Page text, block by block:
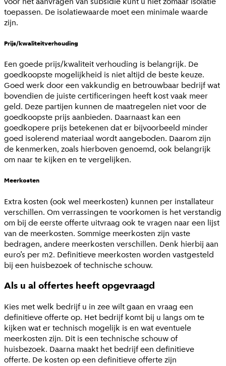
toepassen. De isolatiewaarde moet een minimale waarde
zijn.
Prijs/kwaliteitverhouding
Een goede prijs/kwaliteit verhouding is belangrijk. De
goedkoopste mogelijkheid is niet altijd de beste keuze.
Goed werk door een vakkundig en betrouwbaar bedrijf wat
bovendien de juiste certificeringen heeft kost vaak meer
geld. Deze partijen kunnen de maatregelen niet voor de
goedkoopste prijs aanbieden. Daarnaast kan een
goedkopere prijs betekenen dat er bijvoorbeeld minder
goed isolerend materiaal wordt aangeboden. Daarom zijn
de kenmerken, zoals hierboven genoemd, ook belangrijk
om naar te kijken en te vergelijken.
Meerkosten
Extra kosten (ook wel meerkosten) kunnen per installateur
verschillen. Om verrassingen te voorkomen is het verstandig
om bij de eerste offerte uitvraag ook te vragen naar een lijst
van de meerkosten. Sommige meerkosten zijn vaste
bedragen, andere meerkosten verschillen. Denk hierbij aan
euro’s per m2. Definitieve meerkosten worden vastgesteld
bij een huisbezoek of technische schouw.
Als u al offertes heeft opgevraagd
Kies met welk bedrijf u in zee wilt gaan en vraag een
definitieve offerte op. Het bedrijf komt bij u langs om te
kijken wat er technisch mogelijk is en wat eventuele
meerkosten zijn. Dit is een technische schouw of
huisbezoek. Daarna maakt het bedrijf een definitieve
offerte. De kosten op een definitieve offerte zijn